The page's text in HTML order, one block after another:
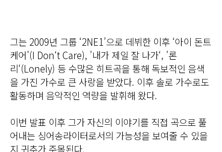
그는 2009년 그룹 ‘2NE1’으로 데뷔한 이후 ‘아이 돈트
케어’(I Don‘t Care), ’내가 제일 잘 나가‘, ’론
리‘(Lonely) 등 수많은 히트곡을 통해 독보적인 음색
을 가진 가수로 큰 사랑을 받았다. 이후 솔로 가수로도
활동하며 음악적인 역량을 발휘해 왔다.
이번 발표 이후 그가 자신의 이야기를 직접 곡으로 풀
어내는 싱어송라이터로서의 가능성을 보여줄 수 있을
지 귀추가 주목된다.